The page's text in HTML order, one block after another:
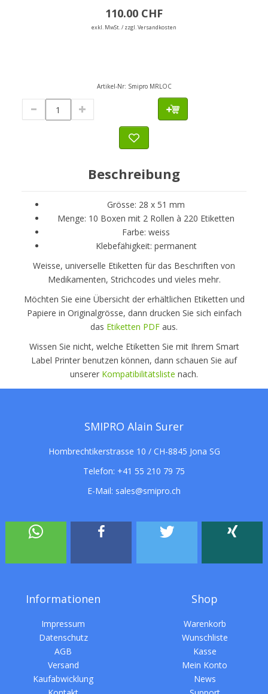
110.00 CHF
exkl. MwSt. / zzgl. Versandkosten
Artikel-Nr: Smipro MRLOC
Beschreibung
Grösse: 28 x 51 mm
Menge: 10 Boxen mit 2 Rollen à 220 Etiketten
Farbe: weiss
Klebefähigkeit: permanent
Weisse, universelle Etiketten für das Beschriften von
Medikamenten, Strichcodes und vieles mehr.
Möchten Sie eine Übersicht der erhältlichen Etiketten und
Papiere in Originalgrösse, dann drucken Sie sich einfach
das Etiketten PDF aus.
Wissen Sie nicht, welche Etiketten Sie mit Ihrem Smart
Label Printer benutzen können, dann schauen Sie auf
unserer Kompatibilitätsliste nach.
SMIPRO Alain Surer
Hombrechtikerstrasse 10 / CH-8845 Jona SG
Telefon: +41 55 210 79 75
E-Mail: sales@smipro.ch
Informationen
Impressum
Datenschutz
AGB
Versand
Kaufabwicklung
Shop
Warenkorb
Wunschliste
Kasse
Mein Konto
News